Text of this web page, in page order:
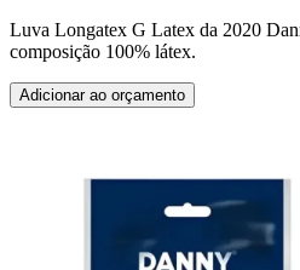
Luva Longatex G Latex da 2020
composição 100% látex.
Adicionar ao orçamento